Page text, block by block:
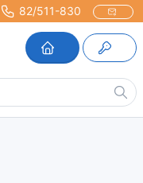
82/511-830